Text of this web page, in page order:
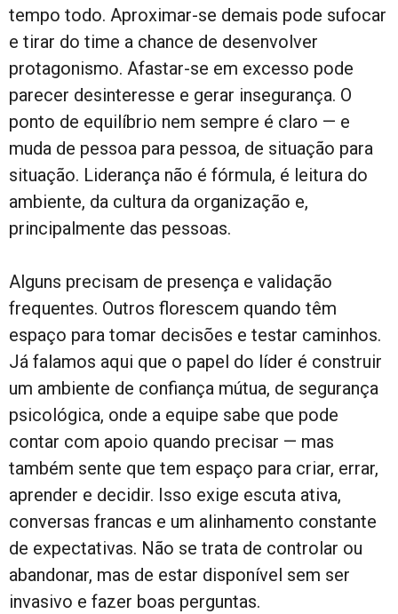
tempo todo. Aproximar-se demais pode sufocar
e tirar do time a chance de desenvolver
protagonismo. Afastar-se em excesso pode
parecer desinteresse e gerar insegurança. O
ponto de equilíbrio nem sempre é claro — e
muda de pessoa para pessoa, de situação para
situação. Liderança não é fórmula, é leitura do
ambiente, da cultura da organização e,
principalmente das pessoas.
Alguns precisam de presença e validação
frequentes. Outros florescem quando têm
espaço para tomar decisões e testar caminhos.
Já falamos aqui que o papel do líder é construir
um ambiente de confiança mútua, de segurança
psicológica, onde a equipe sabe que pode
contar com apoio quando precisar — mas
também sente que tem espaço para criar, errar,
aprender e decidir. Isso exige escuta ativa,
conversas francas e um alinhamento constante
de expectativas. Não se trata de controlar ou
abandonar, mas de estar disponível sem ser
invasivo e fazer boas perguntas.